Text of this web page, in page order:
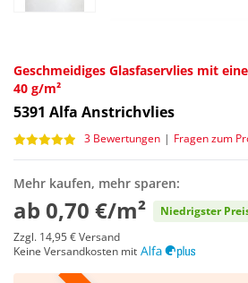
Geschmeidiges Glasfaservlies mit
40 g/m²
5391 Alfa Anstrichvlies
3 Bewertungen | Fragen zum
Mehr kaufen, mehr sparen:
ab 0,70 €/m²
Niedrigster
Zzgl. 14,95 €Versand
Keine Versandkosten mit